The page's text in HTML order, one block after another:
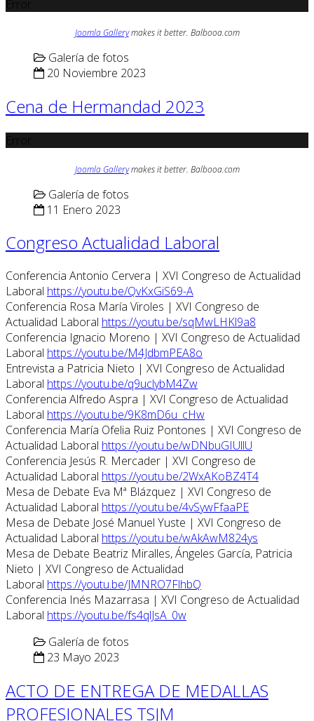
Joomla Gallerymakes it better. Balbooa.com
Galería de fotos
20 Noviembre 2023
Cena de Hermandad 2023
Joomla Gallerymakes it better. Balbooa.com
Galería de fotos
11 Enero 2023
Congreso Actualidad Laboral
Conferencia Antonio Cervera | XVI Congreso de Actualidad
Laboral https://youtu.be/QvKxGiS69-A
Conferencia Rosa María Viroles | XVI Congreso de
Actualidad Laboral https://youtu.be/sqMwLHKl9a8
Conferencia Ignacio Moreno | XVI Congreso de Actualidad
Laboral https://youtu.be/M4JdbmPEA8o
Entrevista a Patricia Nieto | XVI Congreso de Actualidad
Laboral https://youtu.be/q9uclybM4Zw
Conferencia Alfredo Aspra | XVI Congreso de Actualidad
Laboral https://youtu.be/9K8mD6u_cHw
Conferencia María Ofelia Ruiz Pontones | XVI Congreso de
Actualidad Laboral https://youtu.be/wDNbuGIUllU
Conferencia Jesús R. Mercader | XVI Congreso de
Actualidad Laboral https://youtu.be/2WxAKoBZ4T4
Mesa de Debate Eva Mª Blázquez | XVI Congreso de
Actualidad Laboral https://youtu.be/4vSywFfaaPE
Mesa de Debate José Manuel Yuste | XVI Congreso de
Actualidad Laboral https://youtu.be/wAkAwM824ys
Mesa de Debate Beatriz Miralles, Ángeles García, Patricia
Nieto | XVI Congreso de Actualidad
Laboral https://youtu.be/JMNRO7FlhbQ
Conferencia Inés Mazarrasa | XVI Congreso de Actualidad
Laboral https://youtu.be/fs4qlJsA_0w
Galería de fotos
23 Mayo 2023
ACTO DE ENTREGA DE MEDALLAS
PROFESIONALES TSJM